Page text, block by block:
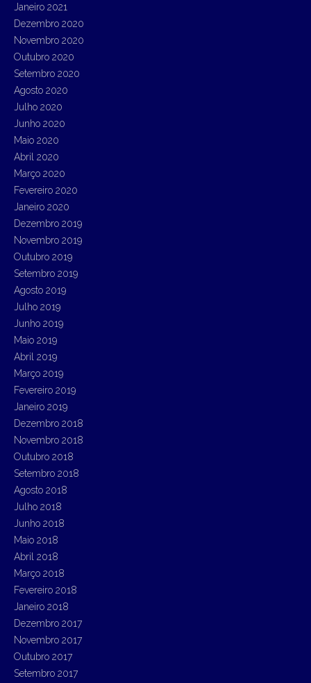
Janeiro 2021
Dezembro 2020
Novembro 2020
Outubro 2020
Setembro 2020
Agosto 2020
Julho 2020
Junho 2020
Maio 2020
Abril 2020
Março 2020
Fevereiro 2020
Janeiro 2020
Dezembro 2019
Novembro 2019
Outubro 2019
Setembro 2019
Agosto 2019
Julho 2019
Junho 2019
Maio 2019
Abril 2019
Março 2019
Fevereiro 2019
Janeiro 2019
Dezembro 2018
Novembro 2018
Outubro 2018
Setembro 2018
Agosto 2018
Julho 2018
Junho 2018
Maio 2018
Abril 2018
Março 2018
Fevereiro 2018
Janeiro 2018
Dezembro 2017
Novembro 2017
Outubro 2017
Setembro 2017